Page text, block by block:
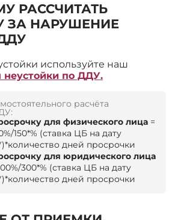
РАССЧИТАТЬ
ЗА НАРУШЕНИЕ
используйте наш
неустойки по ДДУ.
расчёта
для физического лица =
150*% (ставка ЦБ на дату
дней просрочки
для юридического лица
300*% (ставка ЦБ на дату
дней просрочки